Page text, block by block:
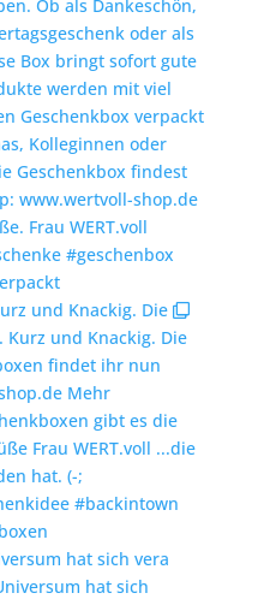
und Knackig. Die
hat sich vera